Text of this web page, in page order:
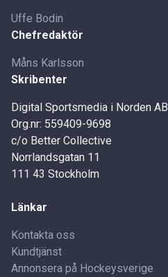
Uffe Bodin
Chefredaktör
Måns Karlsson
Skribenter
Digital Sportsmedia i Norden AB
Org.nr: 559409-9698
c/o Better Collective
Norrlandsgatan 11
111 43 Stockholm
Länkar
Kontakta oss
Kundtjänst
Annonsera på Hockeysverige